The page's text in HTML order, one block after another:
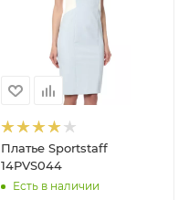
Платье Sportstaff
14PVS044
Есть в наличии